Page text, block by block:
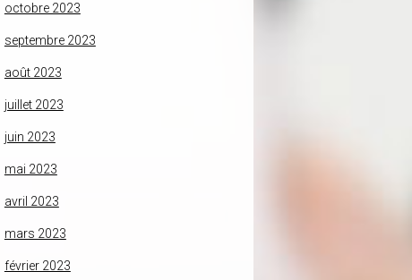
octobre 2023
septembre 2023
août 2023
juillet 2023
juin 2023
mai 2023
avril 2023
mars 2023
février 2023